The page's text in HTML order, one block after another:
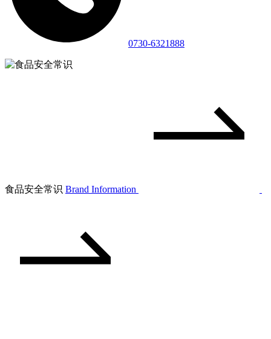
0730-6321888
食品安全常识 Brand Information